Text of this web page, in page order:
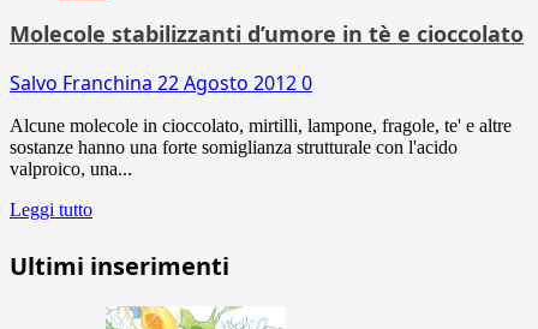
Molecole stabilizzanti d’umore in tè e cioccolato
Salvo Franchina 22 Agosto 20120
Alcune molecole in cioccolato, mirtilli, lampone, fragole, te' e altre
sostanze hanno una forte somiglianza strutturale con l'acido
valproico, una...
Leggi tutto
Ultimi inserimenti